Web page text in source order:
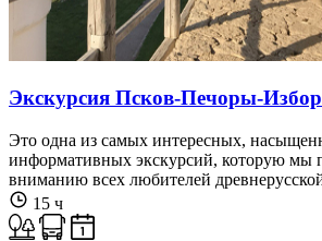
Экскурсия Псков-Печоры-
Это одна из самых интересных,
информативных экскурсий, которую мы
вниманию всех любителей
15 ч